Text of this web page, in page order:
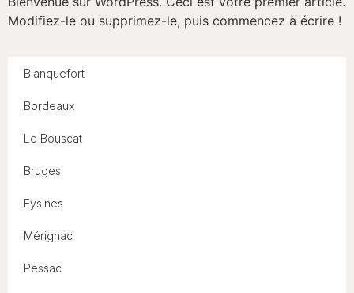
Modifiez-le ou supprimez-le, puis commencez à écrire !
Blanquefort
Bordeaux
Le Bouscat
Bruges
Eysines
Mérignac
Pessac